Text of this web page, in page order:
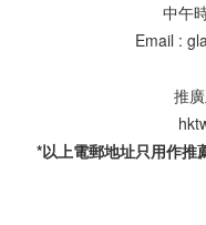
中午
Email :
推
*以上電郵地址只用作推